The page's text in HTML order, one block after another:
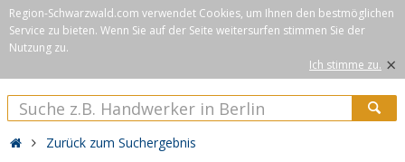
Region-Schwarzwald.com verwendet Cookies, um Ihnen den bestmöglichen
Service zu bieten. Wenn Sie auf der Seite weitersurfen stimmen Sie der
Nutzung zu.
Ich stimme zu. ×
Zurück zum Suchergebnis